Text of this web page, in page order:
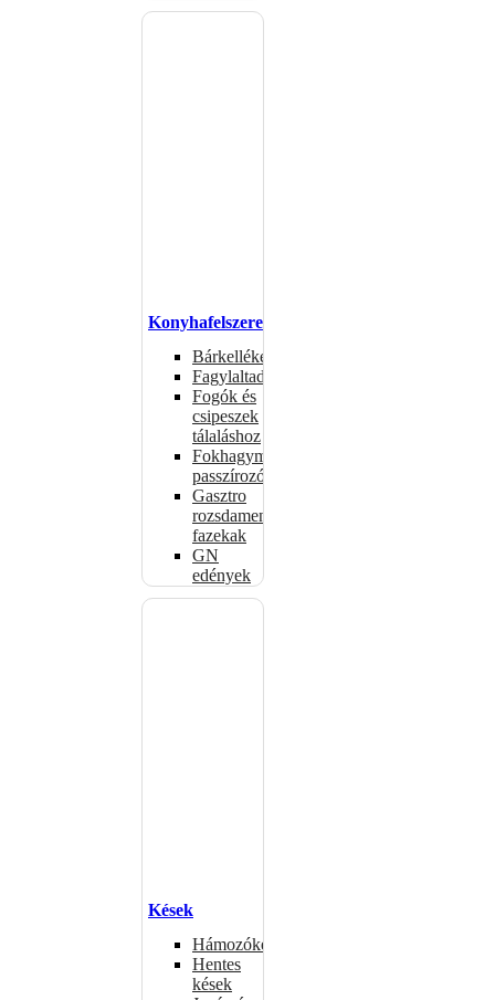
Konyhafelszerelés
Bárkellékek
Fagylaltadagolók
Fogók és
csipeszek
tálaláshoz
Fokhagymaprések,
passzírozók
Gasztro
rozsdamentes
fazekak
GN
edények
Kések
Hámozókések
Hentes
kések